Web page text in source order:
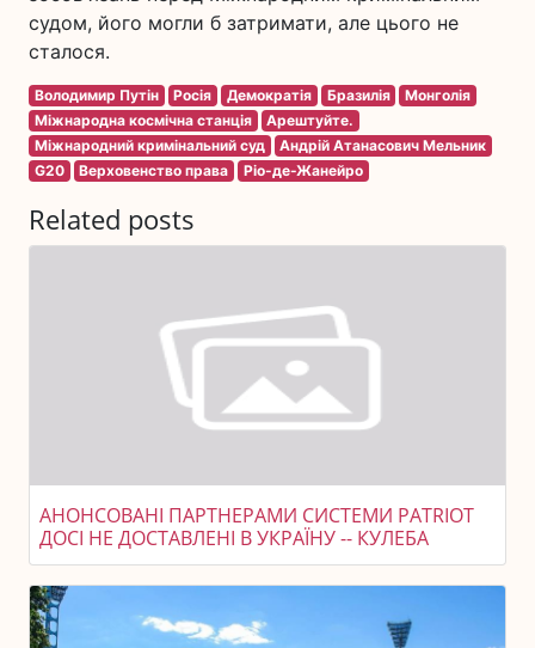
судом, його могли б затримати, але цього не
сталося.
Володимир Путін Росія Демократія Бразилія
Монголія
Міжнародна космічна станція
Арештуйте.
Міжнародний кримінальний суд
Андрій Атанасович Мельник
G20
Верховенство права Ріо-де-Жанейро
Related posts
АНОНСОВАНІ ПАРТНЕРАМИ СИСТЕМИ PATRIOT
ДОСІ НЕ ДОСТАВЛЕНІ В УКРАЇНУ -- КУЛЕБА